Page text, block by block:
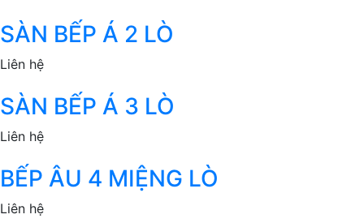
SÀN BẾP Á 2 LÒ
Liên hệ
SÀN BẾP Á 3 LÒ
Liên hệ
BẾP ÂU 4 MIỆNG LÒ
Liên hệ